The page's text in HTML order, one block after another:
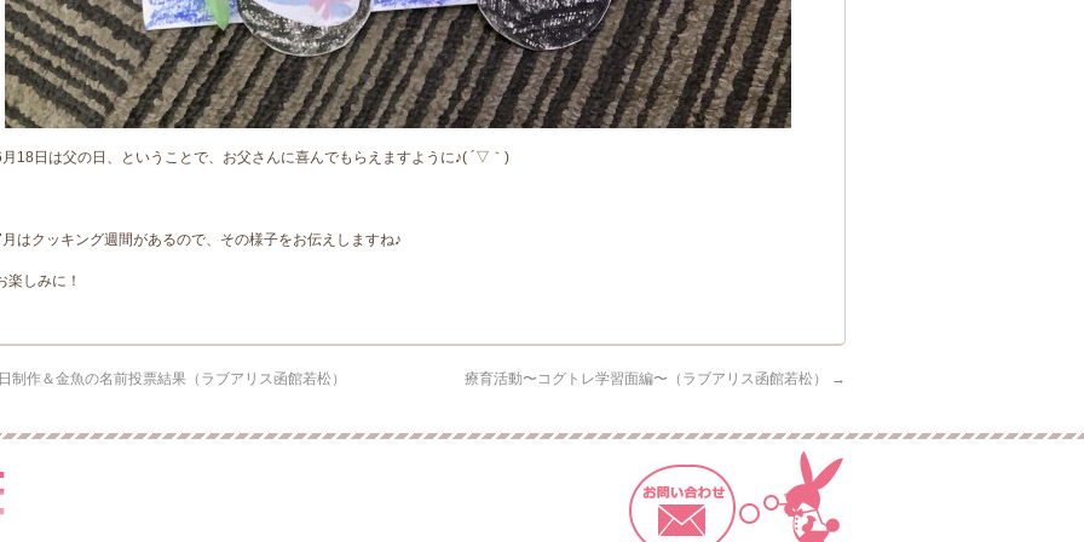
18日は父の日、ということで、お父さんに喜んでもらえますように♪( ´▽｀)
はクッキング週間があるので、その様子をお伝えしますね♪
楽しみに！
制作＆金魚の名前投票結果（ラブアリス函館若松） 療育活動〜コグトレ学習面編〜（ラブアリス函館若松） →